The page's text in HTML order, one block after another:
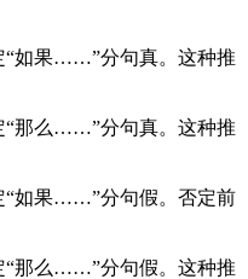
果……”分句真。这种推
么……”分句真。这种推
果……”分句假。否定前
么……”分句假。这种推